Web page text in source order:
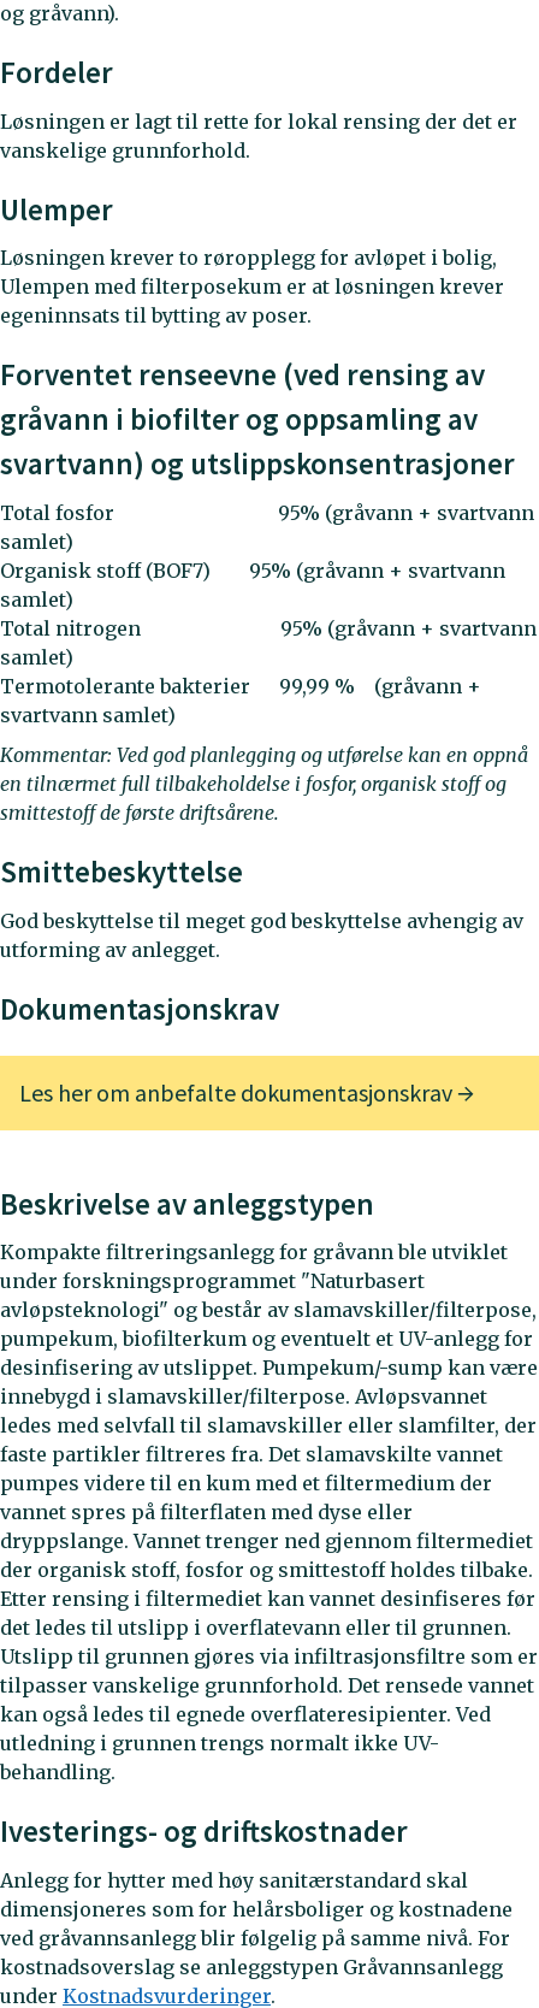
og gråvann).
Fordeler
Løsningen er lagt til rette for lokal rensing der det er
vanskelige grunnforhold.
Ulemper
Løsningen krever to røropplegg for avløpet i bolig,
Ulempen med filterposekum er at løsningen krever
egeninnsats til bytting av poser.
Forventet renseevne (ved rensing av
gråvann i biofilter og oppsamling av
svartvann) og utslippskonsentrasjoner
Total fosfor 95% (gråvann + svartvann
samlet)
Organisk stoff (BOF7) 95% (gråvann + svartvann
samlet)
Total nitrogen 95% (gråvann + svartvann
samlet)
Termotolerante bakterier 99,99 % (gråvann +
svartvann samlet)
Kommentar: Ved god planlegging og utførelse kan en oppnå
en tilnærmet full tilbakeholdelse i fosfor, organisk stoff og
smittestoff de første driftsårene.
Smittebeskyttelse
God beskyttelse til meget god beskyttelse avhengig av
utforming av anlegget.
Dokumentasjonskrav
Les her om anbefalte dokumentasjonskrav
Beskrivelse av anleggstypen
Kompakte filtreringsanlegg for gråvann ble utviklet
under forskningsprogrammet "Naturbasert
avløpsteknologi" og består av slamavskiller/filterpose,
pumpekum, biofilterkum og eventuelt et UV-anlegg for
desinfisering av utslippet. Pumpekum/-sump kan være
innebygd i slamavskiller/filterpose. Avløpsvannet
ledes med selvfall til slamavskiller eller slamfilter, der
faste partikler filtreres fra. Det slamavskilte vannet
pumpes videre til en kum med et filtermedium der
vannet spres på filterflaten med dyse eller
dryppslange. Vannet trenger ned gjennom filtermediet
der organisk stoff, fosfor og smittestoff holdes tilbake.
Etter rensing i filtermediet kan vannet desinfiseres før
det ledes til utslipp i overflatevann eller til grunnen.
Utslipp til grunnen gjøres via infiltrasjonsfiltre som er
tilpasser vanskelige grunnforhold. Det rensede vannet
kan også ledes til egnede overflateresipienter. Ved
utledning i grunnen trengs normalt ikke UV-
behandling.
Ivesterings- og driftskostnader
Anlegg for hytter med høy sanitærstandard skal
dimensjoneres som for helårsboliger og kostnadene
ved gråvannsanlegg blir følgelig på samme nivå. For
kostnadsoverslag se anleggstypen Gråvannsanlegg
under Kostnadsvurderinger.